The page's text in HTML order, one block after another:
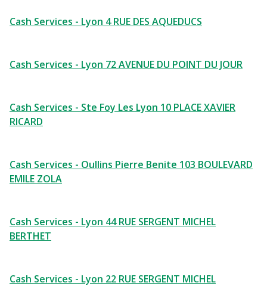
Cash Services - Lyon 4 RUE DES AQUEDUCS
Cash Services - Lyon 72 AVENUE DU POINT DU JOUR
Cash Services - Ste Foy Les Lyon 10 PLACE XAVIER
RICARD
Cash Services - Oullins Pierre Benite 103 BOULEVARD
EMILE ZOLA
Cash Services - Lyon 44 RUE SERGENT MICHEL
BERTHET
Cash Services - Lyon 22 RUE SERGENT MICHEL